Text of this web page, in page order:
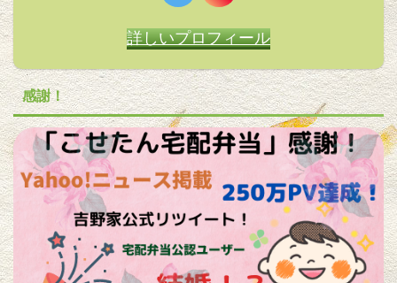
詳しいプロフィール
感謝！